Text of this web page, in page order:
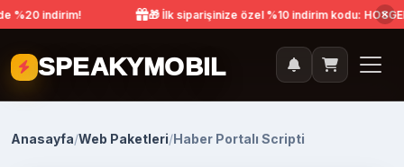
%20 indirim! 🎁 İlk siparişinize özel %10 indirim kodu:
SPEAKYMOBIL
Anasayfa/Web Paketleri/Haber Portalı Scripti